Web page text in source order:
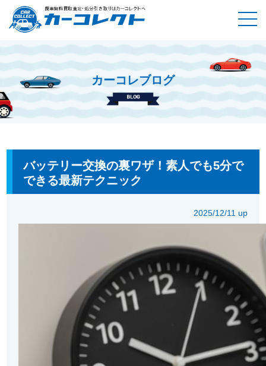
カーコレブログ
ホーム カーコレブログ
バッテリー交換の裏ワザ！素人でも5
分でできる最新テクニック
バッテリー交換の裏ワザ！素人でも5分で
できる最新テクニック
2025/12/11 up